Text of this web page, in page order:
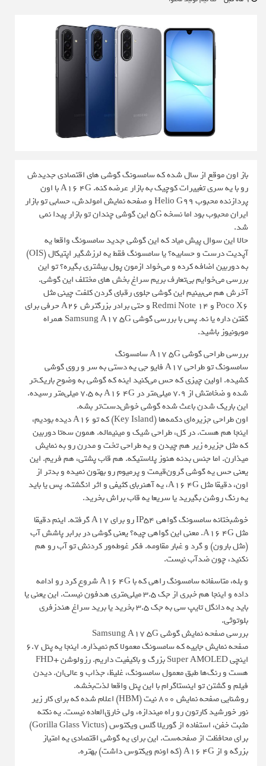
باز اون موقع از سال شده که سامسونگ گوشی های اقتصادی جدیدش
رو با یه سری تغییرات کوچیک به بازار عرضه کنه. A16 4G با اون
پردازنده محبوب Helio G99 و صفحه نمایش امولدش، حسابی تو بازار
ایران محبوب بود اما نسخه 5G این گوشی چندان تو بازار پیدا نمی
شد.
حالا این سوال پیش میاد که این گوشی جدید سامسونگ واقعا یه
آپدیت درست‌ و حسابیه؟ یا سامسونگ فقط یه لرزشگیر اپتیکال (OIS)
به دوربین اضافه کرده و می‌خواد ازمون پول بیشتری بگیره؟ تو این
بررسی می‌خوایم بی‌تعارف بریم سراغ بخش های مختلف این گوشی.
آخرش هم می‌بینیم این گوشی جلوی رقبای گردن کلفت چینی مثل
Poco X6 و Redmi Note 14 و حتی برادر بزرگترش A26 حرفی برای
گفتن داره یا نه. پس با بررسی گوشی Samsung A17 5G همراه
موبونیوز باشید.
بررسی طراحی گوشی A17 5G سامسونگ
سامسونگ تو طراحی A17 فایو جی یه دستی به سر و روی گوشی
کشیده. اولین چیزی که حس می‌کنید اینه که گوشی به وضوح باریک‌تر
شده و ضخامتش از 7.9 میلی‌متر در A16 4G به 7.5 میلی‌متر رسیده.
این باریک شدن باعث شده گوشی خوش‌دست‌تر بشه.
اون طراحی جزیره‌ای دکمه‌ها (Key Island) که تو A16 دیده بودیم،
اینجا هم هست. در کل، طراحی شیک و مینیماله. همون سه‌تا دوربین
که مثل جزیره زیر هم چیدن و یه طراحی تخت و مدرن رو به نمایش
میذارن. اما جنس بدنه هنوز پلاستیکه. هم قاب پشتی، هم فریم. این
یعنی حس یه گوشی گرون‌قیمت و پرمیوم رو بهتون نمیده و بدتر از
اون، دقیقا مثل A16 4G، یه آهنربای کثیفی و اثر انگشته. پس یا باید
یه رنگ روشن بگیرید یا سریعا یه قاب براش بخرید.
خوشبختانه سامسونگ گواهی IP54 رو برای A17 گرفته. اینم دقیقا
مثل A16 4G. معنی این گواهی چیه؟ یعنی گوشی در برابر پاشش آب
(مثل بارون) و گرد و غبار مقاومه. فکر غوطه‌ور کردنش تو آب رو هم
نکنید، چون ضدآب نیست.
و بله، متاسفانه سامسونگ راهی که با A16 4G شروع کرد رو ادامه
داده و اینجا هم خبری از جک 3.5 میلی‌متری هدفون نیست. این یعنی یا
باید یه دانگل تایپ سی به جک 3.5 بخرید یا برید سراغ هندزفری
بلوتوثی.
بررسی صفحه نمایش گوشی Samsung A17 5G
صفحه نمایش جاییه که سامسونگ معمولا کم نمیذاره. اینجا یه پنل 6.7
اینچی Super AMOLED بزرگ و باکیفیت داریم. رزولوشن +FHD
هست و رنگ‌ها طبق معمول سامسونگ، غلیظ، جذاب و عالی‌ان. دیدن
فیلم و گشتن تو اینستاگرام با این پنل واقعا لذت‌بخشه.
روشنایی صفحه نمایش 800 نیت (HBM) اعلام شده که برای کار زیر
نور خورشید کارتون رو راه میندازه، ولی خارق‌العاده نیست. یه نکته
مثبت خفن، استفاده از گوریلا گلس ویکتوس (Gorilla Glass Victus)
برای محافظت از صفحه‌ست. این برای یه گوشی اقتصادی یه امتیاز
بزرگه و از A16 4G (که اونم ویکتوس داشت) بهتره.